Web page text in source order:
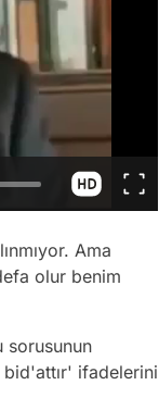
Ama
olur benim
sorusunun
bid'attır' ifadelerini